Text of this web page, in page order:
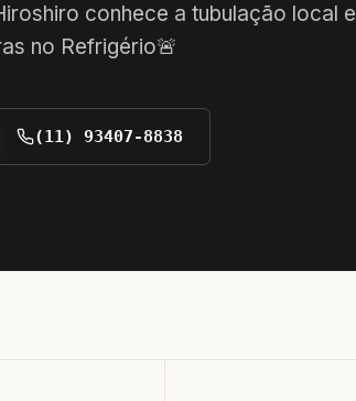
conhece a tubulação local e
no Refrigério🚨
(11) 93407-8838